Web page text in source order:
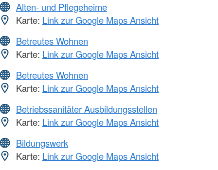
Alten- und Pflegeheime
Karte: Link zur Google Maps Ansicht
Betreutes Wohnen
Karte: Link zur Google Maps Ansicht
Betreutes Wohnen
Karte: Link zur Google Maps Ansicht
Betriebssanitäter Ausbildungsstellen
Karte: Link zur Google Maps Ansicht
Bildungswerk
Karte: Link zur Google Maps Ansicht